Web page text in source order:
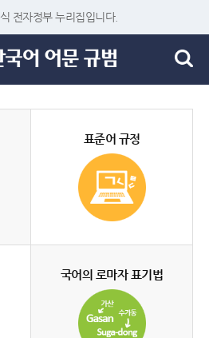
전자정부 누리집입니다.
표준어 규정
국어의 로마자 표기법